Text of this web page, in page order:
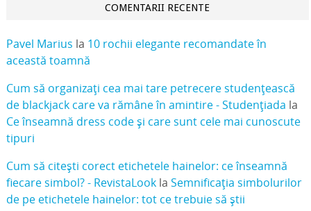
COMENTARII RECENTE
Pavel Marius la 10 rochii elegante recomandate în
această toamnă
Cum să organizați cea mai tare petrecere studențească
de blackjack care va rămâne în amintire - Studențiada la
Ce înseamnă dress code și care sunt cele mai cunoscute
tipuri
Cum să citești corect etichetele hainelor: ce înseamnă
fiecare simbol? - RevistaLookla Semnificația simbolurilor
de pe etichetele hainelor: tot ce trebuie să știi